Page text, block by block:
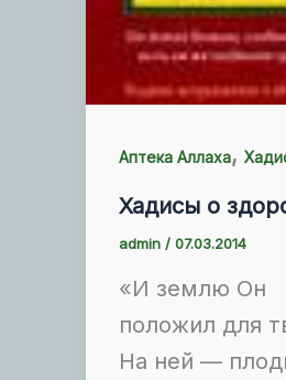
Аптека Аллаха,
Хадисы о
admin / 07.03.2014
«И землю Он
положил для
На ней —